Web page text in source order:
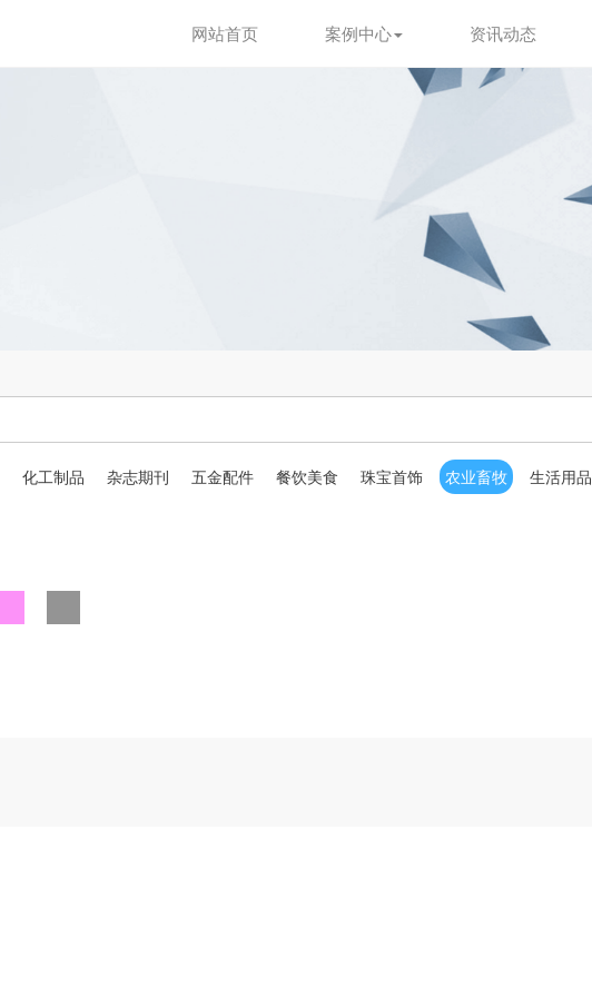
网站首页 案例中心 资讯动态
化工制品 杂志期刊 五金配件 餐饮美食 珠宝首饰 农业畜牧 生活用品